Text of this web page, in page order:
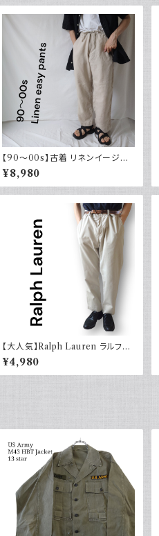
【90～00s】古着 リネンイージー
パンツ 夏 32×30 APT9 カジュア
ル
¥8,980
【大人気】Ralph Lauren ラルフロ
ーレン チノパン アイボリー
¥4,980